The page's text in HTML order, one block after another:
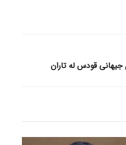
قودس لە تاران